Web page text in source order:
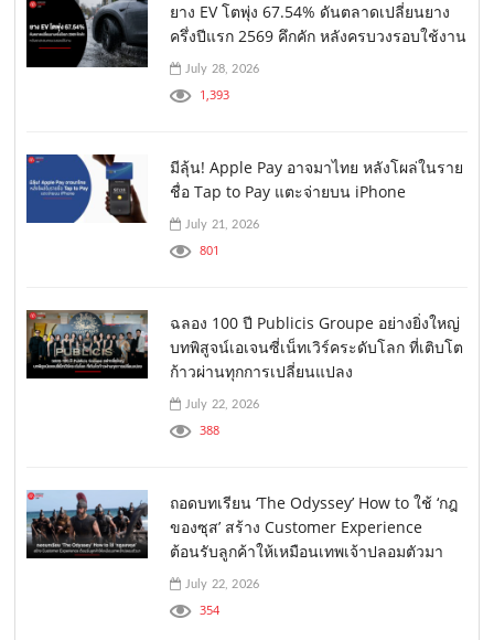
ยาง EV โตพุ่ง 67.54% ดันตลาดเปลี่ยนยาง
ครึ่งปีแรก 2569 คึกคัก หลังครบวงรอบใช้งาน
July 28, 2026
1,393
มีลุ้น! Apple Pay อาจมาไทย หลังโผล่ในราย
ชื่อ Tap to Pay แตะจ่ายบน iPhone
July 21, 2026
801
ฉลอง 100 ปี Publicis Groupe อย่างยิ่งใหญ่
บทพิสูจน์เอเจนซี่เน็ทเวิร์คระดับโลก ที่เติบโต
ก้าวผ่านทุกการเปลี่ยนแปลง
July 22, 2026
388
ถอดบทเรียน ‘The Odyssey’ How to ใช้ ‘กฎ
ของซุส’ สร้าง Customer Experience
ต้อนรับลูกค้าให้เหมือนเทพเจ้าปลอมตัวมา
July 22, 2026
354